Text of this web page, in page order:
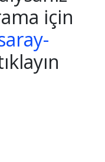
için